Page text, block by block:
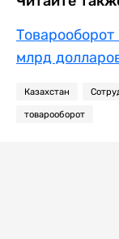
млрд
Казахстан
товарооборот